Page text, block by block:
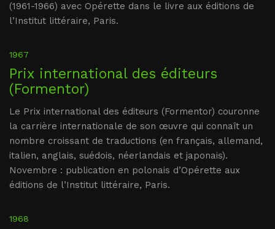
(1961-1966) avec Opérette dans le livre aux éditions de
l’Institut littéraire, Paris.
1967
Prix international des éditeurs
(Formentor)
Le Prix international des éditeurs (Formentor) couronne
la carrière internationale de son œuvre qui connaît un
nombre croissant de traductions (en français, allemand,
italien, anglais, suédois, néerlandais et japonais).
Novembre : publication en polonais d’Opérette aux
éditions de l’Institut littéraire, Paris.
1968